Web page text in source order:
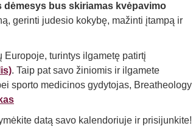
dėmesys bus skiriamas kvėpavimo
gerinti judesio kokybę, mažinti įtampą ir
turintys ilgametę patirtį
. Taip pat savo žiniomis ir ilgamete
sporto medicinos gydytojas, Breatheology
datą savo kalendoriuje ir prisijunkite!